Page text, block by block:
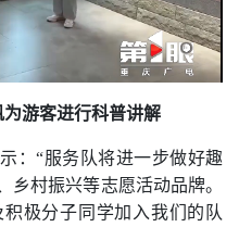
游客进行科普讲解
：“服务队将进一步做好趣
乡村振兴等志愿活动品牌。
极分子同学加入我们的队